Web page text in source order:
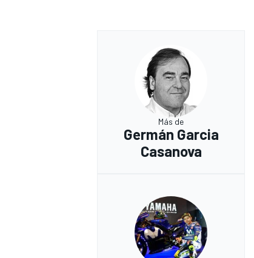
Más de
Germán Garcia
Casanova